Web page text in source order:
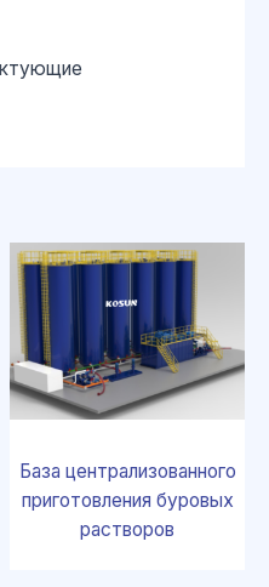
База централизованного
приготовления буровых
растворов